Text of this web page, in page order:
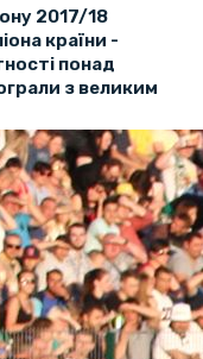
2017/18
країни -
понад
з великим